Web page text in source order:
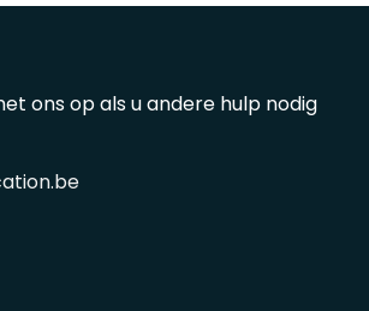
ons op als u andere hulp nodig